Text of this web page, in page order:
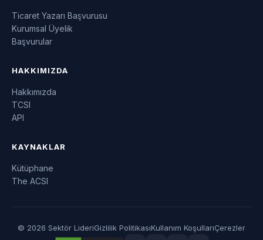
Ticaret Yazarı Başvurusu
Kurumsal Üyelik
Başvurular
HAKKIMIZDA
Hakkımızda
TCSI
API
KAYNAKLAR
Kütüphane
The ACSI
© 2026 Sektör LideriGizlilik PolitikasıKullanım KoşullarıÇerezler